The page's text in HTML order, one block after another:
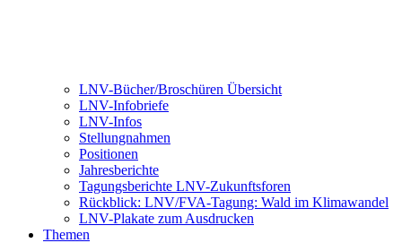
LNV-Bücher/Broschüren Übersicht
LNV-Infobriefe
LNV-Infos
Stellungnahmen
Positionen
Jahresberichte
Tagungsberichte LNV-Zukunftsforen
Rückblick: LNV/FVA-Tagung: Wald im Klimawandel
LNV-Plakate zum Ausdrucken
Themen